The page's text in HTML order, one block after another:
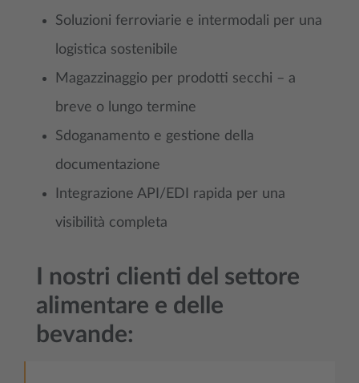
Soluzioni ferroviarie e intermodali per una
logistica sostenibile
Magazzinaggio per prodotti secchi – a
breve o lungo termine
Sdoganamento e gestione della
documentazione
Integrazione API/EDI rapida per una
visibilità completa
I nostri clienti del settore
alimentare e delle
bevande: